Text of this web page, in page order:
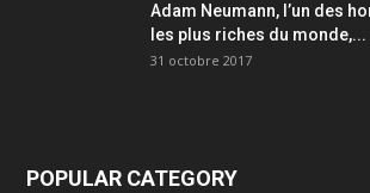
Adam Neumann, l’un des
les plus riches du monde,...
31 octobre 2017
POPULAR CATEGORY